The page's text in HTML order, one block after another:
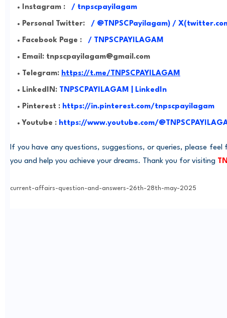
Instagram : / tnpscpayilagam
Personal Twitter: / @TNPSCPayilagam) /
Facebook Page : / TNPSCPAYILAGAM
Email: tnpscpayilagam@gmail.com
Telegram: https://t.me/TNPSCPAYILAGAM
LinkedIN: TNPSCPAYILAGAM | LinkedIn
Pinterest : https://in.pinterest.com/tnpscpayilagam
Youtube : https://www.youtube.com/
If you have any questions, suggestions, or queries, please
you and help you achieve your dreams. Thank you for visiting
current-affairs-question-and-answers-26th-28th-may-2025